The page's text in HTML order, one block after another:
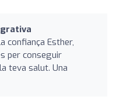
confiança Esther,
per conseguir
teva salut. Una